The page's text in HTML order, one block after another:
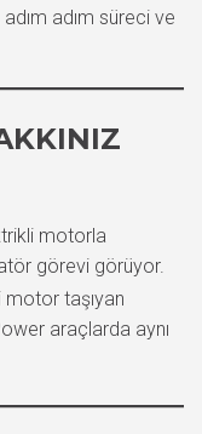
adım süreci ve
motorla
görevi görüyor.
motor taşıyan
araçlarda aynı